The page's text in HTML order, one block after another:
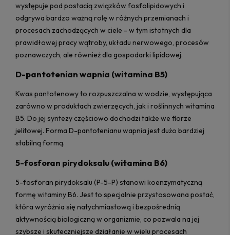
występuje pod postacią związków fosfolipidowych i
odgrywa bardzo ważną rolę w różnych przemianach i
procesach zachodzących w ciele - w tym istotnych dla
prawidłowej pracy wątroby, układu nerwowego, procesów
poznawczych, ale również dla gospodarki lipidowej.
D-pantotenian wapnia (witamina B5)
Kwas pantotenowy to rozpuszczalna w wodzie, występująca
zarówno w produktach zwierzęcych, jak i roślinnych witamina
B5. Do jej syntezy częściowo dochodzi także we florze
jelitowej. Forma D-pantotenianu wapnia jest dużo bardziej
stabilną formą.
5-fosforan pirydoksalu (witamina B6)
5-fosforan pirydoksalu (P-5-P) stanowi koenzymatyczną
formę witaminy B6. Jest to specjalnie przystosowana postać,
która wyróżnia się natychmiastową i bezpośrednią
aktywnością biologiczną w organizmie, co pozwala na jej
szybsze i skuteczniejsze działanie w wielu procesach